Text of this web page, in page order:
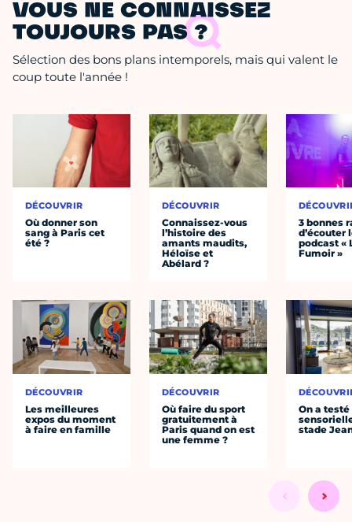
VOUS NE CONNAISSEZ
TOUJOURS PAS ?
Sélection des bons plans intemporels, mais qui valent le
coup toute l'année !
DÉCOUVRIR
Où donner son
sang à Paris cet
été ?
DÉCOUVRIR
Les meilleures
expos du moment
à faire en famille
DÉCOUVRIR
Connaissez-vous
l’histoire des
amants maudits,
Héloïse et
Abélard ?
DÉCOUVRIR
Où faire du sport
gratuitement à
Paris quand on est
une femme ?
3 bonnes
d’écouter
podcast «
Fumoir »
On a
stade